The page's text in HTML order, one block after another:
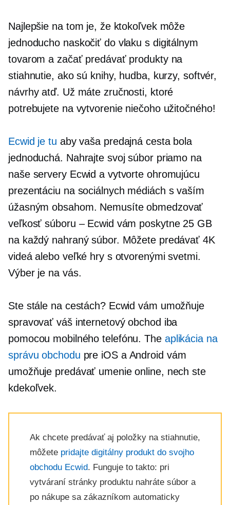
Najlepšie na tom je, že ktokoľvek môže
jednoducho naskočiť do vlaku s digitálnym
tovarom a začať predávať produkty na
stiahnutie, ako sú knihy, hudba, kurzy, softvér,
návrhy atď. Už máte zručnosti, ktoré
potrebujete na vytvorenie niečoho užitočného!
Ecwid je tu aby vaša predajná cesta bola
jednoduchá. Nahrajte svoj súbor priamo na
naše servery Ecwid a vytvorte ohromujúcu
prezentáciu na sociálnych médiách s vaším
úžasným obsahom. Nemusíte obmedzovať
veľkosť súboru – Ecwid vám poskytne 25 GB
na každý nahraný súbor. Môžete predávať 4K
videá alebo veľké hry s otvorenými svetmi.
Výber je na vás.
Ste stále na cestách? Ecwid vám umožňuje
spravovať váš internetový obchod iba
pomocou mobilného telefónu. The aplikácia na
správu obchodu pre iOS a Android vám
umožňuje predávať umenie online, nech ste
kdekoľvek.
Ak chcete predávať aj položky na stiahnutie,
môžete pridajte digitálny produkt do svojho
obchodu Ecwid. Funguje to takto: pri
vytváraní stránky produktu nahráte súbor a
po nákupe sa zákazníkom automaticky